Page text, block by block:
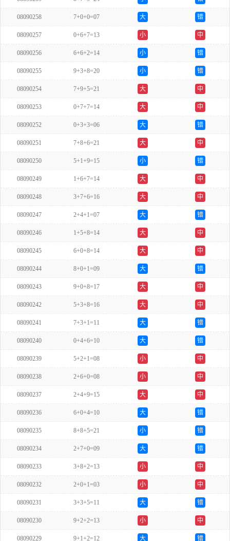
08090258 7+0+0=07 大 错
08090257 0+6+7=13 小 中
08090256 6+6+2=14 小 错
08090255 9+3+8=20 小 错
08090254 7+9+5=21 大 中
08090253 0+7+7=14 大 中
08090252 0+3+3=06 大 错
08090251 7+8+6=21 大 中
08090250 5+1+9=15 小 错
08090249 1+6+7=14 大 中
08090248 3+7+6=16 大 中
08090247 2+4+1=07 大 错
08090246 1+5+8=14 大 中
08090245 6+0+8=14 大 中
08090244 8+0+1=09 大 错
08090243 9+0+8=17 大 中
08090242 5+3+8=16 大 中
08090241 7+3+1=11 大 错
08090240 0+4+6=10 大 错
08090239 5+2+1=08 小 中
08090238 2+6+0=08 小 中
08090237 2+4+9=15 大 中
08090236 6+0+4=10 大 错
08090235 8+8+5=21 小 错
08090234 2+7+0=09 大 错
08090233 3+8+2=13 小 中
08090232 2+0+1=03 小 中
08090231 3+3+5=11 大 错
08090230 9+2+2=13 小 中
08090229 9+1+2=12 大 错